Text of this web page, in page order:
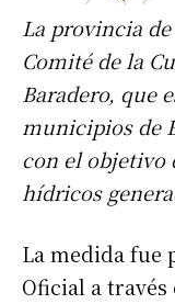
La provincia
Comité de la
Baradero, que
municipios de
con el objetivo
hídricos
La medida fue
Oficial a través